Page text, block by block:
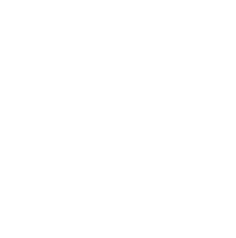
TÉRMICOS – UMA NOVA TENDÊNCIA ATUAL!